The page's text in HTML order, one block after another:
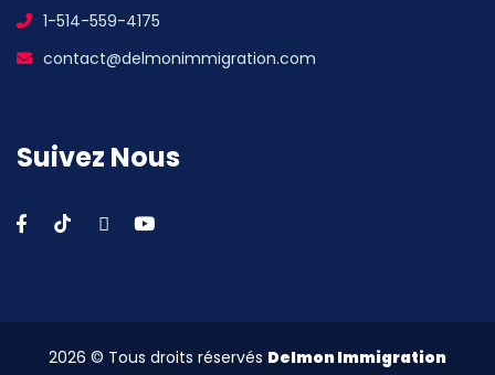
1-514-559-4175
contact@delmonimmigration.com
Suivez Nous
2026 © Tous droits réservés Delmon Immigration